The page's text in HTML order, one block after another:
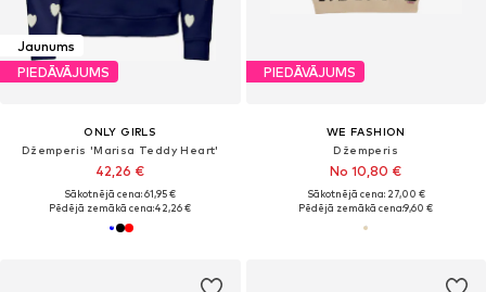
Jaunums
PIEDĀVĀJUMS
ONLY GIRLS
Džemperis 'Marisa Teddy Heart'
42,26 €
Sākotnējā cena: 61,95 €
Pēdējā zemākā cena:42,26 €
PIEDĀVĀJUMS
WE FASHION
Džemperis
No 10,80 €
Sākotnējā cena: 27,00 €
Pēdējā zemākā cena:9,60 €